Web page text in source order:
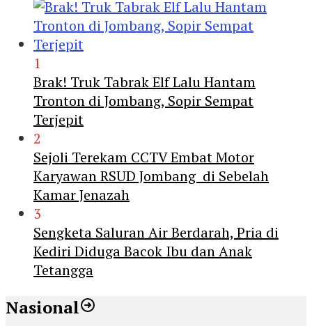
1
Brak! Truk Tabrak Elf Lalu Hantam
Tronton di Jombang, Sopir Sempat
Terjepit
2
Sejoli Terekam CCTV Embat Motor
Karyawan RSUD Jombang di Sebelah
Kamar Jenazah
3
Sengketa Saluran Air Berdarah, Pria di
Kediri Diduga Bacok Ibu dan Anak
Tetangga
Nasional